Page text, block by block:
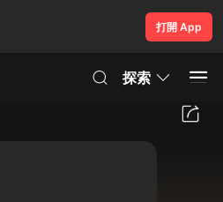
打開 App
探索